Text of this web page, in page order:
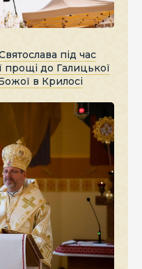
під час
прощі до Галицької
в Крилосі